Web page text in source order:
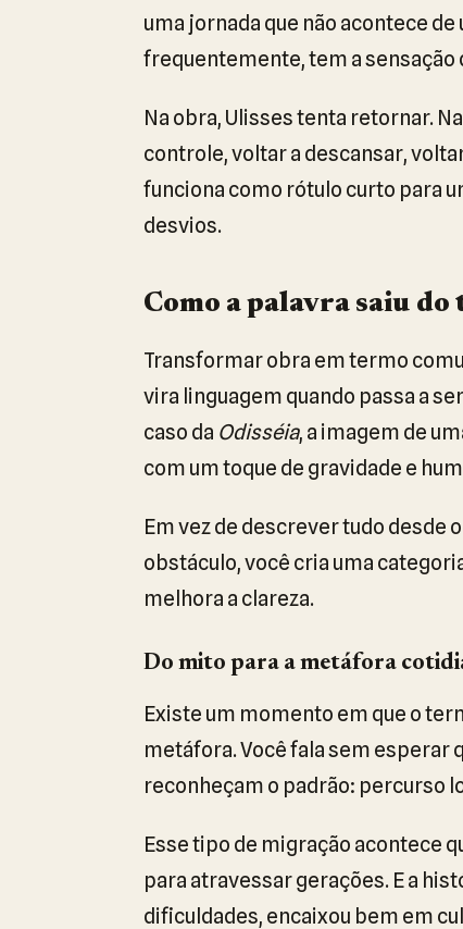
uma jornada que não acontece
frequentemente, tem a sensação
Na obra, Ulisses tenta retornar.
controle, voltar a descansar,
funciona como rótulo curto para
desvios.
Como a palavra saiu
Transformar obra em termo
vira linguagem quando passa a
caso da Odisséia, a imagem de
com um toque de gravidade e
Em vez de descrever tudo desde
obstáculo, você cria uma
melhora a clareza.
Do mito para a metáfora
Existe um momento em que o
metáfora. Você fala sem esperar
reconheçam o padrão: percurso
Esse tipo de migração acontece
para atravessar gerações. E a
dificuldades, encaixou bem em